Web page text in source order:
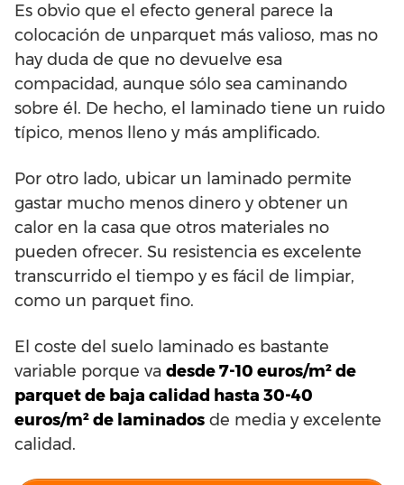
Es obvio que el efecto general parece la
colocación de unparquet más valioso, mas no
hay duda de que no devuelve esa
compacidad, aunque sólo sea caminando
sobre él. De hecho, el laminado tiene un ruido
típico, menos lleno y más amplificado.
Por otro lado, ubicar un laminado permite
gastar mucho menos dinero y obtener un
calor en la casa que otros materiales no
pueden ofrecer. Su resistencia es excelente
transcurrido el tiempo y es fácil de limpiar,
como un parquet fino.
El coste del suelo laminado es bastante
variable porque va desde 7-10 euros/m² de
parquet de baja calidad hasta 30-40
euros/m² de laminados de media y excelente
calidad.